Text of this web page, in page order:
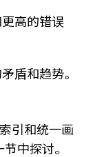
高的错误
盾和趋势。
引和统一画
中探讨。